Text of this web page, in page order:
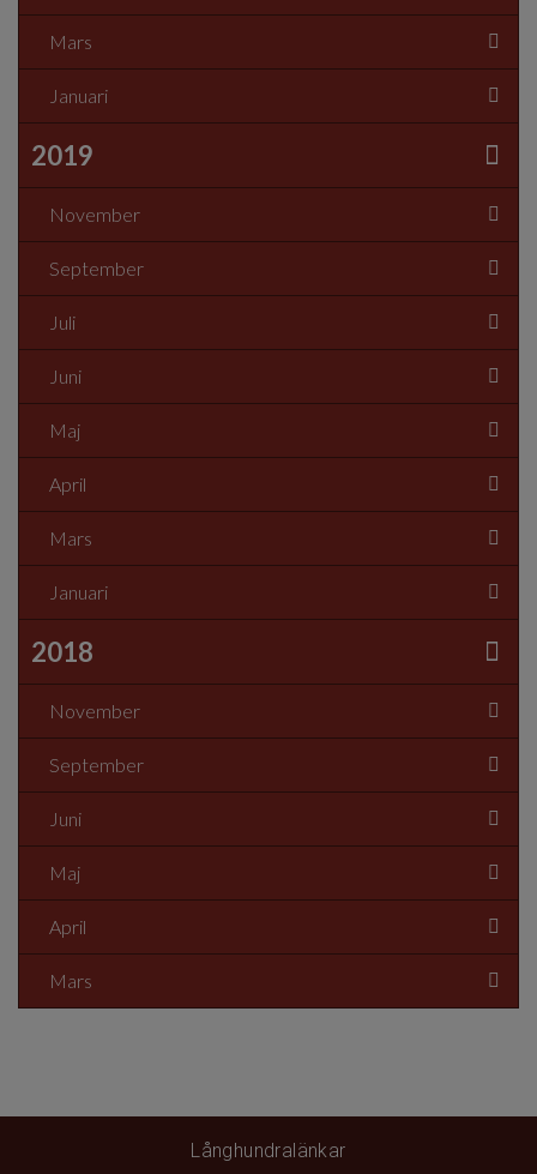
Mars
Januari
2019
November
September
Juli
Juni
Maj
April
Mars
Januari
2018
November
September
Juni
Maj
April
Mars
Långhundralänkar